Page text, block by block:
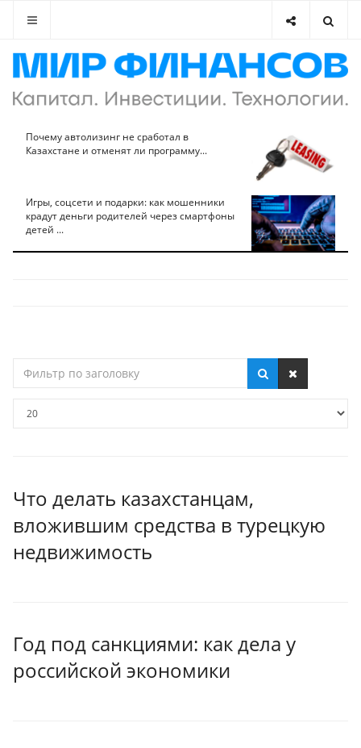
Почему автолизинг не сработал в
Казахстане и отменят ли программу...
Игры, соцсети и подарки: как мошенники
крадут деньги родителей через смартфоны
детей ...
по
Что делать казахстанцам,
вложившим средства в турецкую
недвижимость
Год под санкциями: как дела у
российской экономики